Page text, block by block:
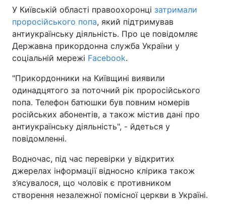
У Київській області правоохоронці затримали
проросійського попа, який підтримував
антиукраїнську діяльність. Про це повідомляє
Державна прикордонна служба України у
соціальній мережі Facebook.
"Прикордонники на Київщині виявили
одинадцятого за поточний рік проросійського
попа. Телефон батюшки був повним номерів
російських абонентів, а також містив дані про
антиукраїнську діяльність", - йдеться у
повідомленні.
Водночас, під час перевірки у відкритих
джерелах інформації відносно клірика також
з’ясувалося, що чоловік є противником
створення незалежної помісної церкви в Україні.